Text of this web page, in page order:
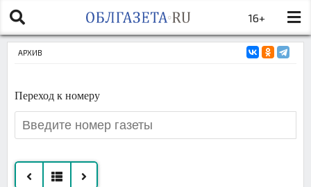
16+
АРХИВ
Переход к номеру